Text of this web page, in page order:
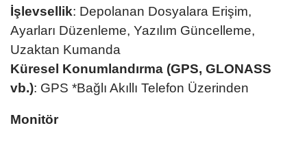
İşlevsellik: Depolanan Dosyalara Erişim,
Ayarları Düzenleme, Yazılım Güncelleme,
Uzaktan Kumanda
Küresel Konumlandırma (GPS, GLONASS
vb.): GPS *Bağlı Akıllı Telefon Üzerinden
Monitör